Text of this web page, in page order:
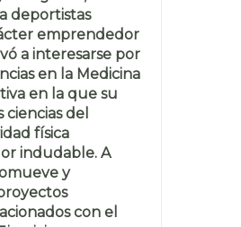
deportistas
emprendedor
a interesarse por
en la Medicina
en la que su
del
física
indudable. A
y
con el